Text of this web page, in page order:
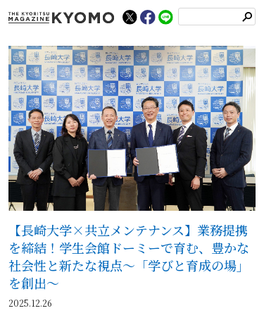
【長崎大学×共立メンテナンス】業務提携
を締結！学生会館ドーミーで育む、豊かな
社会性と新たな視点～「学びと育成の場」
を創出～
2025.12.26